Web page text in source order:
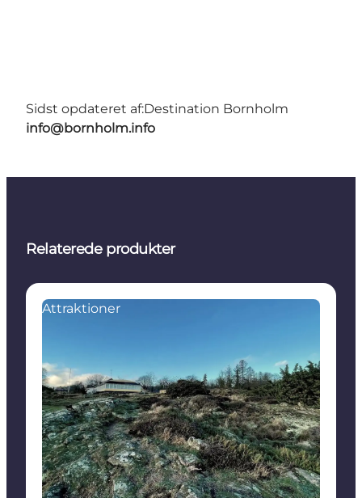
Sidst opdateret af:Destination Bornholm
info@bornholm.info
Relaterede produkter
Attraktioner